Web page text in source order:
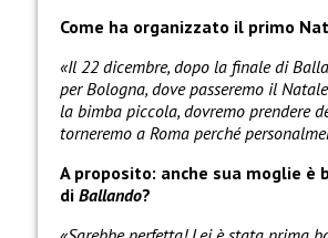
Come ha organizzato il primo
«Il 22 dicembre, dopo la finale di
per Bologna, dove passeremo il
la bimba piccola, dovremo prendere
torneremo a Roma perché
A proposito: anche sua moglie
di Ballando?